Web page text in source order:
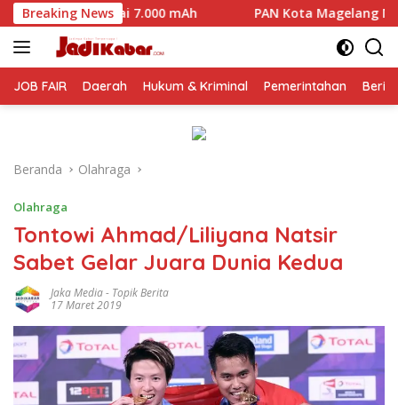
Langsung
ke
konten
Breaking News
mAh PAN Kota Magelang Mulai Panaskan Mesin
JOB FAIR Daerah Hukum & Kriminal Pemerintahan
Beranda Olahraga
Olahraga
Tontowi Ahmad/Liliyana Natsir
Sabet Gelar Juara Dunia Kedua
Jaka Media- Topik Berita
17 Maret 2019